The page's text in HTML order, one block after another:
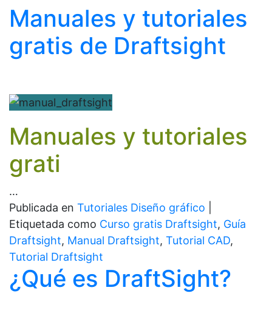
Manuales y tutoriales
gratis de Draftsight
Manuales y tutoriales
grati
…
Publicada en Tutoriales Diseño gráfico
Etiquetada como Curso gratis Draftsight, Guía
Draftsight, Manual Draftsight, Tutorial CAD,
Tutorial Draftsight
¿Qué es DraftSight?